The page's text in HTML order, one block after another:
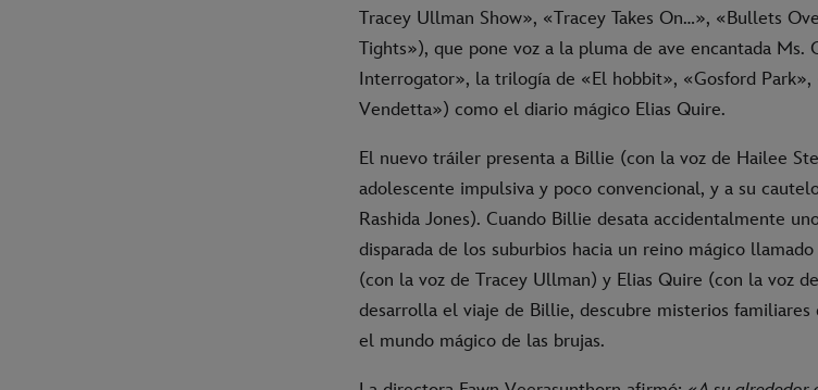
Tracey Ullman Show», «Tracey Takes On…», «Bullets
Tights»), que pone voz a la pluma de ave encantada Ms.
Interrogator», la trilogía de «El hobbit», «Gosford
Vendetta») como el diario mágico Elias Quire.
El nuevo tráiler presenta a Billie (con la voz de Hailee
adolescente impulsiva y poco convencional, y a su
Rashida Jones). Cuando Billie desata accidentalmente
disparada de los suburbios hacia un reino mágico
(con la voz de Tracey Ullman) y Elias Quire (con la voz
desarrolla el viaje de Billie, descubre misterios familiares
el mundo mágico de las brujas.